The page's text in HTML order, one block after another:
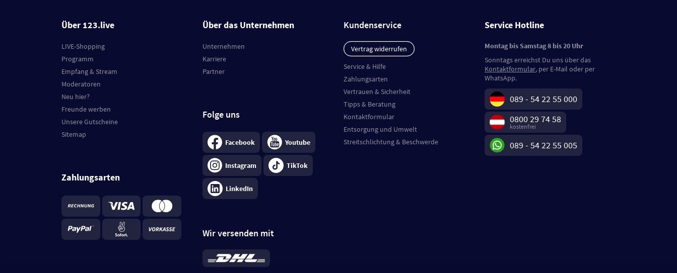
Über 123.live
LIVE-Shopping
Programm
Empfang & Stream
Moderatoren
Neu hier?
Freunde werben
Unsere Gutscheine
Sitemap
Zahlungsarten
Über das Unternehmen
Unternehmen
Karriere
Partner
Folge uns
Facebook Youtube
Instagram TikTok
LinkedIn
Wir versenden mit
Kundenservice
Vertrag widerrufen
Service & Hilfe
Zahlungsarten
Vertrauen & Sicherheit
Tipps & Beratung
Kontaktformular
Entsorgung und Umwelt
Streitschlichtung & Beschwerde
Service Hotline
Montag bis Samstag 8 bis 20 Uhr
Sonntags erreichst Du uns über das
Kontaktformular, per E-Mail oder per
WhatsApp.
089 - 54 22 55 000
0800 29 74 58
kostenfrei
089 - 54 22 55 005